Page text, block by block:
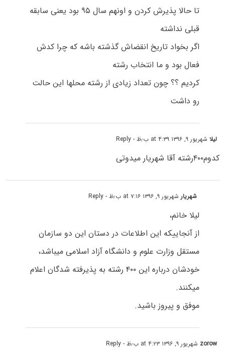
تا حالا پذیرش کردن و اونهم سال ۹۵ بود یعنی سابقه
قبلی نداشته
اگر بخواد تاریخ انقضاش گذشته باشه که چرا کدش
فعال بود و ما انتخاب رشته
کردیم ؟؟ چون تعداد زیادی از رشته محلها این حالت
رو داشت
لیلاشهریور ۹, ۱۳۹۶ at ۴:۳۹ ب٫ظ - Reply
کدوم۴۰۰رشته آقا شهریار میدوتی
شهریارشهریور ۹, ۱۳۹۶ at ۷:۱۶ ب٫ظ - Reply
لیلا خانم،
از آنجاییکه این اطلاعات در دستان این دو سازمان
مستقل وزارت علوم و دانشگاه آزاد اسلامی میباشد،
خودشان درباره این ۴۰۰ رشته به پذیرفته شدگان اعلام
میکنند.
موفق و پیروز باشید.
zorow شهریور ۹, ۱۳۹۶ at ۴:۲۳ ب٫ظ - Reply